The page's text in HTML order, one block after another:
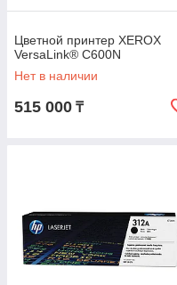
Цветной принтер XEROX
VersaLink® C600N
Нет в наличии
515 000 ₸